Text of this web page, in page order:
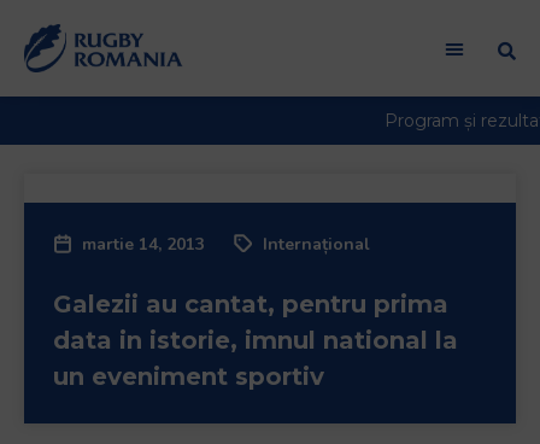
martie 14, 2013 Internațional
Galezii au cantat, pentru prima
data in istorie, imnul national la
un eveniment sportiv